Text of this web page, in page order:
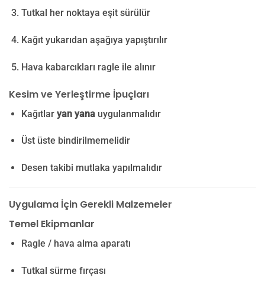
Tutkal her noktaya eşit sürülür
Kağıt yukarıdan aşağıya yapıştırılır
Hava kabarcıkları ragle ile alınır
Kesim ve Yerleştirme İpuçları
Kağıtlar yan yanauygulanmalıdır
Üst üste bindirilmemelidir
Desen takibi mutlaka yapılmalıdır
Uygulama İçin Gerekli Malzemeler
Temel Ekipmanlar
Ragle / hava alma aparatı
Tutkal sürme fırçası